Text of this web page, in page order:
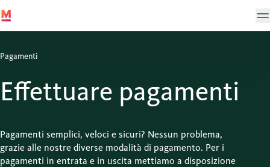
Pagamenti
Effettuare pagamenti
Pagamenti semplici, veloci e sicuri? Nessun problema,
grazie alle nostre diverse modalità di pagamento. Per i
pagamenti in entrata e in uscita mettiamo a disposizione